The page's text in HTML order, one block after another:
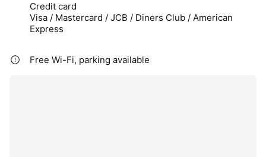
Credit card
Visa / Mastercard / JCB / Diners Club / American
Express
Free Wi-Fi, parking available